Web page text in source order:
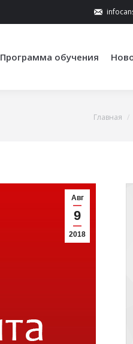
Программа обучения
Главная
Авг
9
2018